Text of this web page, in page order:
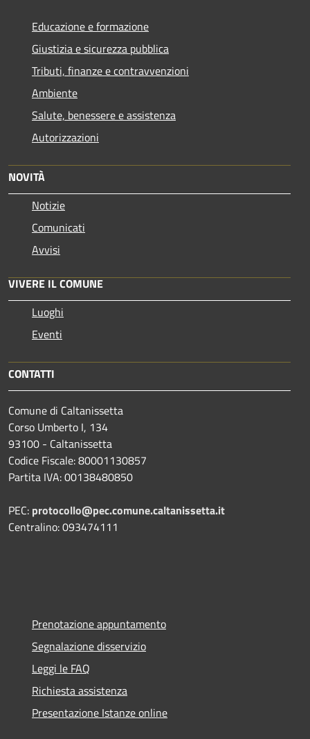
Educazione e formazione
Giustizia e sicurezza pubblica
Tributi, finanze e contravvenzioni
Ambiente
Salute, benessere e assistenza
Autorizzazioni
NOVITÀ
Notizie
Comunicati
Avvisi
VIVERE IL COMUNE
Luoghi
Eventi
CONTATTI
Comune di Caltanissetta
Corso Umberto I, 134
93100 - Caltanissetta
Codice Fiscale: 80001130857
Partita IVA: 00138480850
PEC: protocollo@pec.comune.caltanissetta.it
Centralino: 093474111
Prenotazione appuntamento
Segnalazione disservizio
Leggi le FAQ
Richiesta assistenza
Presentazione Istanze online